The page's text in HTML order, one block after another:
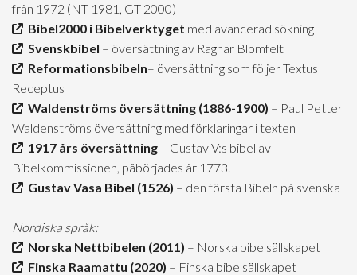
från 1972 (NT 1981, GT 2000)
Bibel2000 i Bibelverktyget med avancerad sökning
Svenskbibel – översättning av Ragnar Blomfelt
Reformationsbibeln– översättning som följer Textus
Receptus
Waldenströms översättning (1886-1900) – Paul Petter
Waldenströms översättning med förklaringar i texten
1917 års översättning – Gustav V:s bibel av
Bibelkommissionen, påbörjades år 1773.
Gustav Vasa Bibel (1526) – den första Bibeln på svenska
Nordiska språk:
Norska Nettbibelen (2011) – Norska bibelsällskapet
Finska Raamattu (2020) – Finska bibelsällskapet